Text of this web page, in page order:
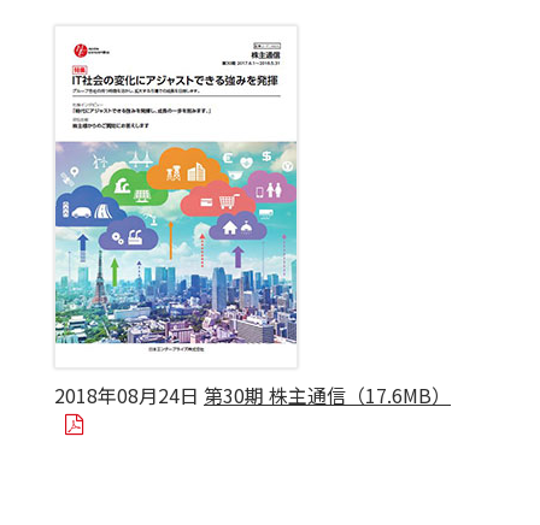
2018年08月24日 第30期 株主通信（17.6MB）